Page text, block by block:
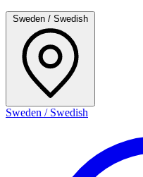
Sweden / Swedish
Sweden / Swedish